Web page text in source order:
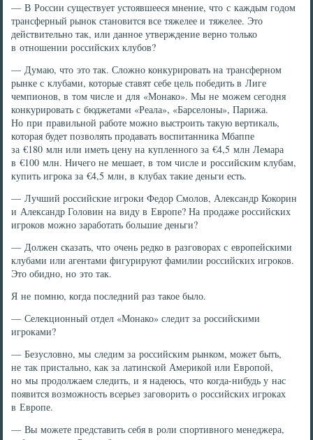
— В России существует устоявшееся мнение, что с каждым годом
трансферный рынок становится все тяжелее и тяжелее. Это
действительно так, или данное утверждение верно только
в отношении российских клубов?
— Думаю, что это так. Сложно конкурировать на трансферном
рынке с клубами, которые ставят себе цель победить в Лиге
чемпионов, в том числе и для «Монако». Мы не можем сегодня
конкурировать с бюджетами «Реала», «Барселоны», Парижа.
Но при правильной работе можно выстроить такую вертикаль,
которая будет позволять продавать воспитанника Мбаппе
за €180 млн или иметь цену на купленного за €4,5 млн Лемара
в €100 млн. Ничего не мешает, в том числе и российским клубам,
купить игрока за €4,5 млн, в клубах такие деньги есть.
— Лучший российские игроки Федор Смолов, Александр Кокорин
и Александр Головин на виду в Европе? На продаже российских
игроков можно заработать большие деньги?
— Должен сказать, что очень редко в разговорах с европейскими
клубами или агентами фигурируют фамилии российских игроков.
Это обидно, но это так.
Я не помню, когда последний раз такое было.
— Селекционный отдел «Монако» следит за российскими
игроками?
— Безусловно, мы следим за российским рынком, может быть,
не так пристально, как за латинской Америкой или Европой,
но мы продолжаем следить, и я надеюсь, что когда-нибудь у нас
появится возможность всерьез заговорить о российских игроках
в Европе.
— Вы можете представить себя в роли спортивного менеджера,